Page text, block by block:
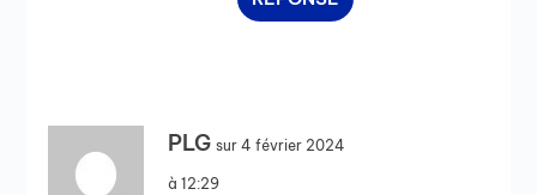
PLG sur 4 février 2024
à 12:29